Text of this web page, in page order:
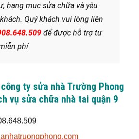
hạng mục sửa chữa và yêu
Quý khách vui lòng liên
để được hỗ trợ tư
phí
ty sửa nhà Trường Phong
vụ sửa chữa nhà tai quận 9